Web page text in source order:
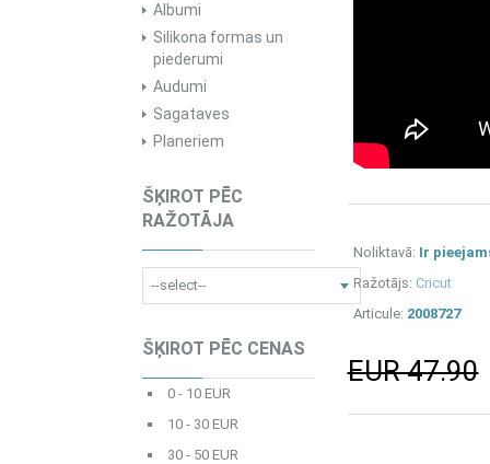
Albumi
Silikona formas un
piederumi
Audumi
Sagataves
Planeriem
ŠĶIROT PĒC
RAŽOTĀJA
ŠĶIROT PĒC CENAS
0 - 10 EUR
10 - 30 EUR
30 - 50 EUR
Noliktavā: Ir
Ražotājs: Cricut
Articule: 2008727
EUR 47.90